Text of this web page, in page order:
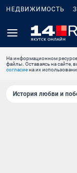
НЕДВИЖИМОСТЬ
На информационном
файлы. Оставаясь на сайте,
согласиена их
История любви и